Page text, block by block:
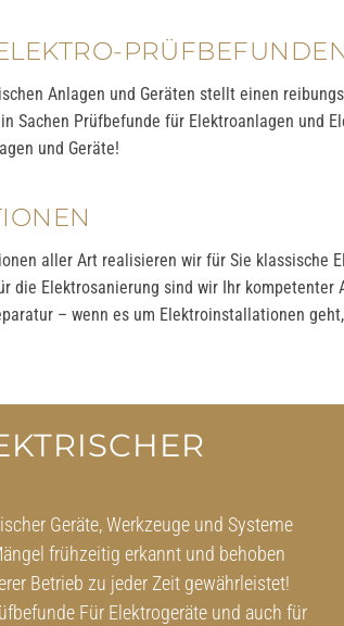
Anlagen und Geräten stellt einen
Sachen Prüfbefunde für Elektroanlagen und
und Geräte!
aller Art realisieren wir für Sie klassische
die Elektrosanierung sind wir Ihr kompetenter
– wenn es um Elektroinstallationen
Geräte, Werkzeuge und Systeme
frühzeitig erkannt und behoben
Betrieb zu jeder Zeit gewährleistet!
Für Elektrogeräte und auch für